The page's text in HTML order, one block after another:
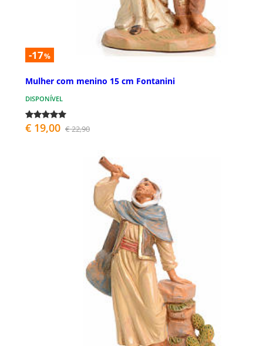
-17%
Mulher com menino 15 cm Fontanini
DISPONÍVEL
€ 19,00 € 22,90